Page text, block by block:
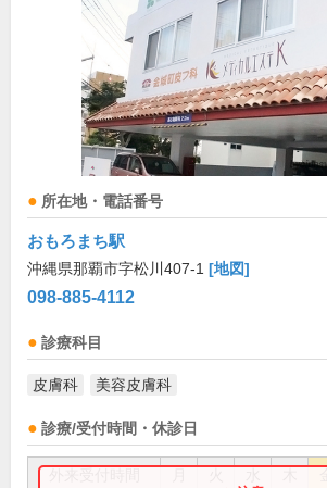
所在地・電話番号
おもろまち駅
沖縄県那覇市字松川407-1 [地図]
098-885-4112
診療科目
皮膚科 美容皮膚科
診療/受付時間・休診日